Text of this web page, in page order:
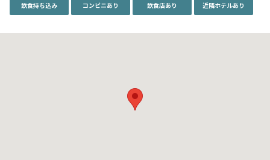
飲食持ち込み コンビニあり 飲食店あり 近隣ホテルあり